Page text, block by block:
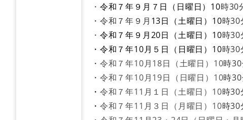
・ 令和７年９月７日（日曜日）10時30
・令和７年９月 13日（土曜日）10時30
・ 令和７年９月20日（土曜日）10時30
・令和７年10月５日（日曜日）​10時30
​・ 令和７年10月18日（土曜日）10時
・ 令和７年10月19日（日曜日）10時
・ 令和７年11月１日（土曜日）10時30
​・ 令和７年11月３日（月曜日）10時